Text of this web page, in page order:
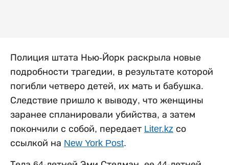
Полиция штата Нью-Йорк раскрыла новые
подробности трагедии, в результате которой
погибли четверо детей, их мать и бабушка.
Следствие пришло к выводу, что женщины
заранее спланировали убийства, а затем
покончили с собой, передает Liter.kz со
ссылкой на New York Post.